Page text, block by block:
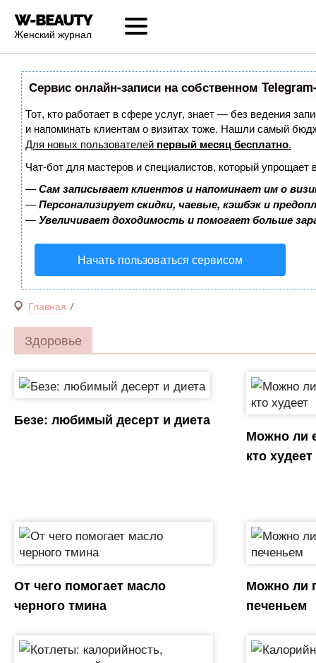
Женский журнал
Сервис онлайн-записи на собственном
Тот, кто работает в сфере услуг, знает — без ведения
и напоминать клиентам о визитах тоже. Нашли самый
Для новых пользователей первый месяц бесплатно.
Чат-бот для мастеров и специалистов, который упрощает
—Сам записывает клиентов и напоминает им о
—Персонализирует скидки, чаевые, кэшбэк и
—Увеличивает доходимость и помогает больше
Начать пользоваться сервисом
Главная
Здоровье
Безе: любимый десерт и диета
Можно ли
кто худеет
От чего помогает масло
черного тмина
Можно ли
печеньем